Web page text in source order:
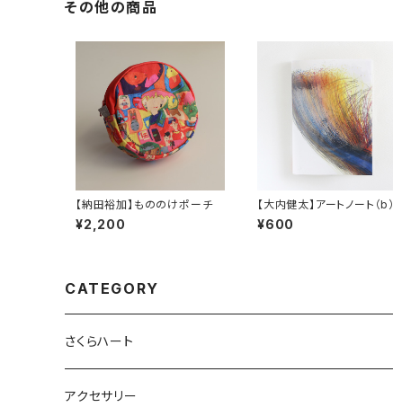
その他の商品
【納田裕加】もののけポーチ
¥2,200
【大内健太】アートノート（b）
¥600
CATEGORY
さくらハート
ペンダント
アクセサリー